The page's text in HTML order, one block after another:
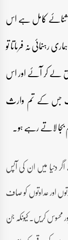
ثنائے کامل ہے اس
رہنمائی نہ فرماتا تو
لے کر آئے اور اس
جس کے تم وارث
لاتے رہے ہو۔
دنیا میں ان کی آپس
اور عداوتوں کو صاف
کریں۔ کیونکہ جن